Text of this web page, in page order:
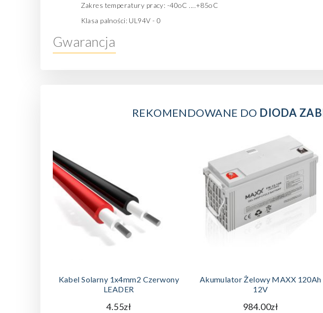
Zakres temperatury pracy: -40oC ....+85oC
Klasa palności: UL94V - 0
Gwarancja
REKOMENDOWANE DO DIODA
Kabel Solarny 1x4mm2 Czerwony
LEADER
4.55zł
Akumulator Żelowy MAXX 120Ah
12V
984.00zł